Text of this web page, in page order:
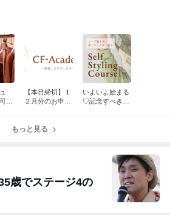
能
【本日締切】１
２月分のお申込
いよいよ始まる
♡記念すべきコ
もっと見る
歳でステージ4の